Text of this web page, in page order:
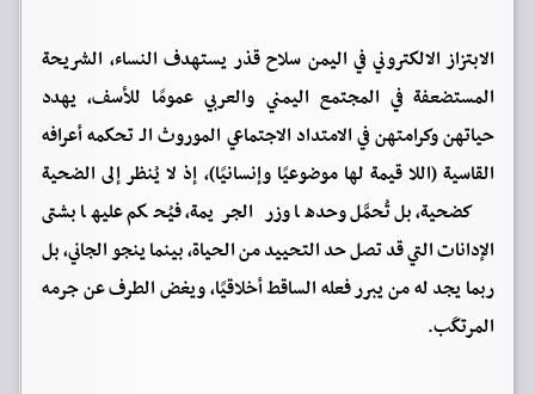
الابتزاز الالكتروني في اليمن سلاح قذر يستهدف النساء، الشريحة
المستضعفة في المجتمع اليمني والعربي عمومًا للأسف، يهدد
حياتهن وكرامتهن في الامتداد الاجتماعي الموروث الـ تحكمه أعرافه
القاسية (اللا قيمة لها موضوعيًا وإنسانيًا)، إذ لا يُنظر إلى الضحية
كضحية، بل تُحمَّل وحدها وزر الجريمة، فيُحكم عليها بشتى
الإدانات التي قد تصل حد التحييد من الحياة، بينما ينجو الجاني، بل
ربما يجد له من يبرر فعله الساقط أخلاقيًا، ويغض الطرف عن جرمه
المرتكَب.